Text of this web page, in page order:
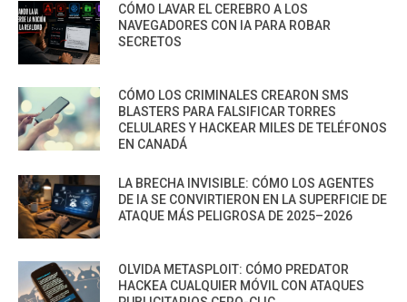
CÓMO LAVAR EL CEREBRO A LOS
NAVEGADORES CON IA PARA ROBAR
SECRETOS
CÓMO LOS CRIMINALES CREARON SMS
BLASTERS PARA FALSIFICAR TORRES
CELULARES Y HACKEAR MILES DE TELÉFONOS
EN CANADÁ
LA BRECHA INVISIBLE: CÓMO LOS AGENTES
DE IA SE CONVIRTIERON EN LA SUPERFICIE DE
ATAQUE MÁS PELIGROSA DE 2025–2026
OLVIDA METASPLOIT: CÓMO PREDATOR
HACKEA CUALQUIER MÓVIL CON ATAQUES